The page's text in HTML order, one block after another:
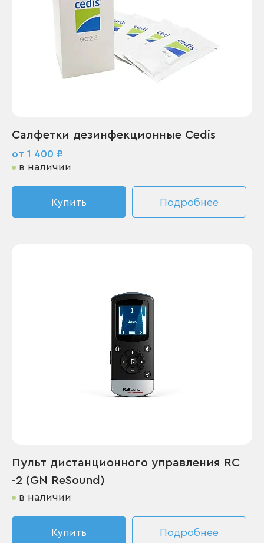
Салфетки дезинфекционные Cedis
от 1 400 ₽
в наличии
Купить Подробнее
Пульт дистанционного управления RC
-2 (GN ReSound)
в наличии
Купить Подробнее